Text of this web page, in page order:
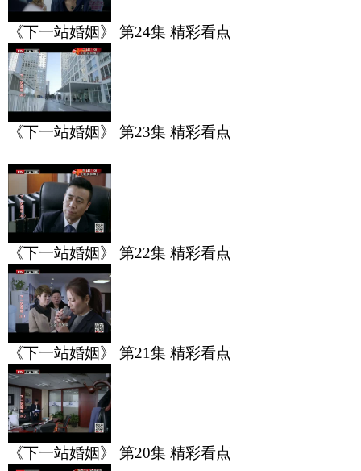
《下一站婚姻》 第24集 精彩看点
《下一站婚姻》 第23集 精彩看点
《下一站婚姻》 第22集 精彩看点
《下一站婚姻》 第21集 精彩看点
《下一站婚姻》 第20集 精彩看点